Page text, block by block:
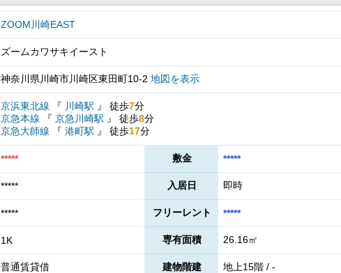
ZOOM川崎EAST
ズームカワサキイースト
神奈川県川崎市川崎区東田町10-2 地図を表示
京浜東北線 『 川崎駅 』 徒歩7分
京急本線
『 京急川崎駅 』 徒歩8分
京急大師線
『 港町駅 』 徒歩17分
***** 敷金 *****
***** 入居日 即時
***** フリーレント *****
1K 専有面積 26.16㎡
普通賃貸借 建物階建 地上15階 / -